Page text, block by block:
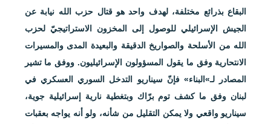
البقاع بذرائع مختلفة، لهدف واحد هو قتال حزب الله نيابة عن
الجيش الإسرائيلي للوصول إلى المخزون الاستراتيجيّ لحزب
الله من الأسلحة والصواريخ الدقيقة والبعيدة المدى والمسيرات
الانتحارية وفق ما يقول المسؤولون الإسرائيليون. ووفق ما تشير
المصادر لـ»البناء» فإنّ سيناريو التدخل السوري العسكري في
لبنان وفق ما كشف توم برّاك وبتغطية نارية إسرائيلية جوية،
سيناريو واقعي ولا يمكن التقليل من شأنه، ولو أنه يواجه بعقبات